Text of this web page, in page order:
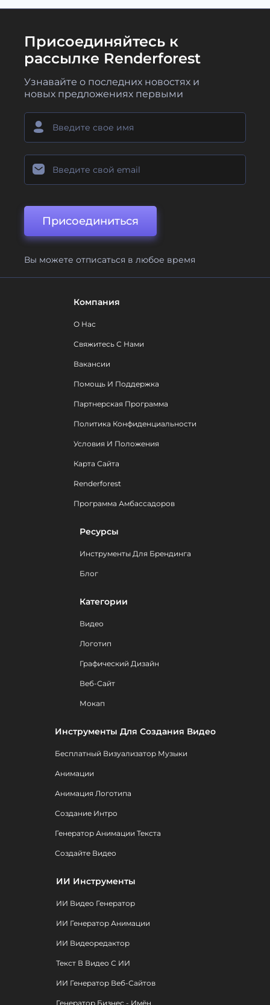
Присоединяйтесь к
рассылке Renderforest
Узнавайте о последних новостях и
новых предложениях первыми
Присоединиться
Вы можете отписаться в любое время
Компания
О Нас
Свяжитесь С Нами
Вакансии
Помощь И Поддержка
Партнерская Программа
Политика Конфиденциальности
Условия И Положения
Карта Сайта
Renderforest
Программа Амбассадоров
Ресурсы
Инструменты Для Брендинга
Блог
Категории
Видео
Логотип
Графический Дизайн
Веб-Сайт
Мокап
Инструменты Для Создания Видео
Бесплатный Визуализатор Музыки
Анимации
Анимация Логотипа
Создание Интро
Генератор Анимации Текста
Создайте Видео
ИИ Инструменты
ИИ Видео Генератор
ИИ Генератор Анимации
ИИ Видеоредактор
Текст В Видео С ИИ
ИИ Генератор Веб-Сайтов
Генератор Бизнес - Имён